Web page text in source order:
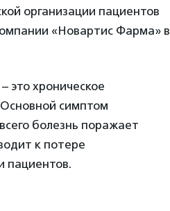
организации пациентов
«Новартис Фарма» в
это хроническое
Основной симптом
болезнь поражает
к потере
пациентов.